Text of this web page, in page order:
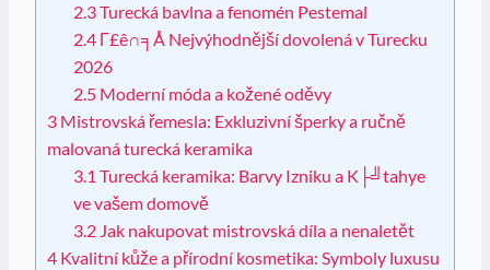
2.3Turecká bavlna a fenomén Pestemal
2.4 Γ£ê∩╕Å Nejvýhodnější dovolená v Turecku
2026
2.5 Moderní móda a kožené oděvy
3 Mistrovská řemesla: Exkluzivní šperky a ručně
malovaná turecká keramika
3.1 Turecká keramika: Barvy Izniku a K├╝tahye
ve vašem domově
3.2 Jak nakupovat mistrovská díla a nenaletět
4 Kvalitní kůže a přírodní kosmetika: Symboly luxusu